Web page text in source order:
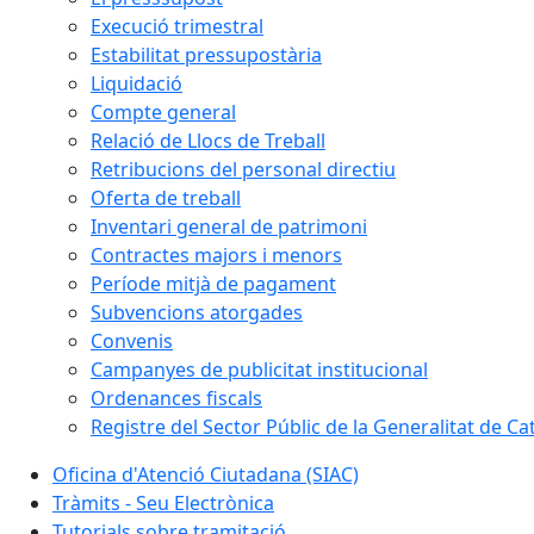
Execució trimestral
Estabilitat pressupostària
Liquidació
Compte general
Relació de Llocs de Treball
Retribucions del personal directiu
Oferta de treball
Inventari general de patrimoni
Contractes majors i menors
Període mitjà de pagament
Subvencions atorgades
Convenis
Campanyes de publicitat institucional
Ordenances fiscals
Registre del Sector Públic de la Generalitat de
Oficina d'Atenció Ciutadana (SIAC)
Tràmits - Seu Electrònica